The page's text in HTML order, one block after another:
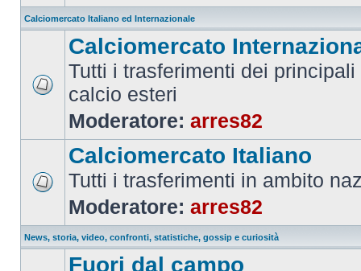
Calciomercato Italiano ed Internazionale
Calciomercato
Tutti i trasferimenti dei
calcio esteri
Moderatore: arres82
Calciomercato Italiano
Tutti i trasferimenti in ambito
Moderatore: arres82
News, storia, video, confronti, statistiche, gossip e curiosità
Fuori dal campo